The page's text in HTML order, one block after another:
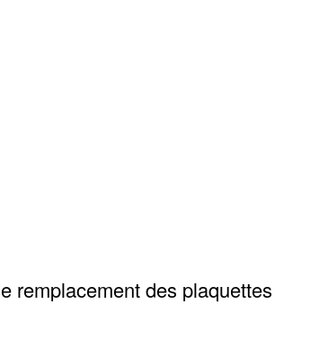
remplacement des plaquettes